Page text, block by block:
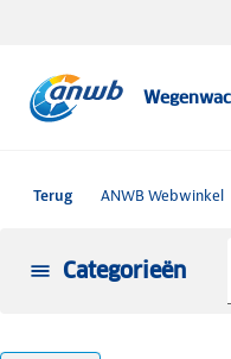
Terug ANWB Webwinkel
Categorieën